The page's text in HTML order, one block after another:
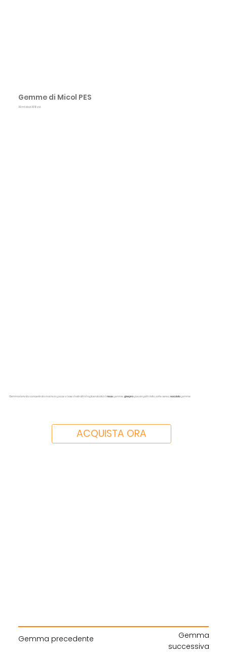
Gemme di Micol PES
30 ml alcol 30% vol.
Gemmoderivato concentrato madre in gocce a base di estratti idrogliceralcolici dinocegemme, gineprogiovani getti della parte aerea,nocciologemme
ACQUISTA ORA
Gemma precedente
Gemma
successiva